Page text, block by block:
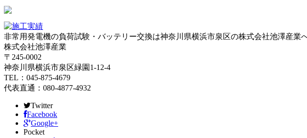
非常用発電機の負荷試験・バッテリー交換は神奈川県横浜市泉区の株式会社池澤産業
株式会社池澤産業
〒245-0002
神奈川県横浜市泉区緑園1-12-4
TEL：045-875-4679
代表直通：080-4877-4932
Twitter
Facebook
Google+
Pocket